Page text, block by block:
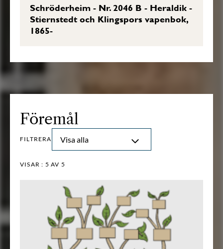
Schröderheim - Nr. 2046 B - Heraldik -
Stiernstedt och Klingspors vapenbok,
1865-
Föremål
FILTRERA Visa alla
VISAR : 5 AV 5